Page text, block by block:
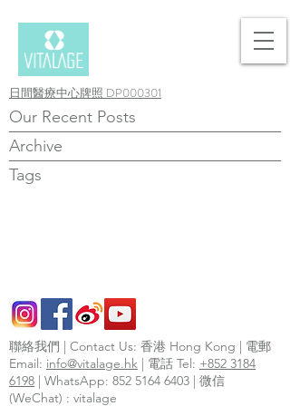
日間醫療中心牌照 DP000301
Our Recent Posts
Archive
Tags
聯絡我們 | Contact Us: 香港 Hong Kong | 電郵
Email: info@vitalage.hk | 電話 Tel: +852 3184
6198 | WhatsApp: 852 5164 6403 | 微信
(WeChat) : vitalage